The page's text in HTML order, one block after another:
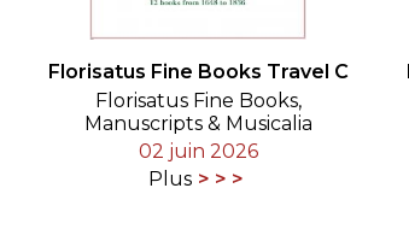
Florisatus Fine Books Travel C
Florisatus Fine Books,
Manuscripts & Musicalia
02 juin 2026
Plus